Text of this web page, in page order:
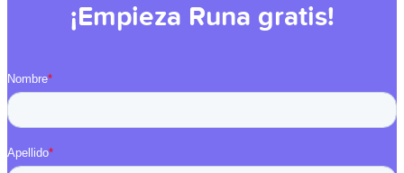
¡Empieza Runa gratis!